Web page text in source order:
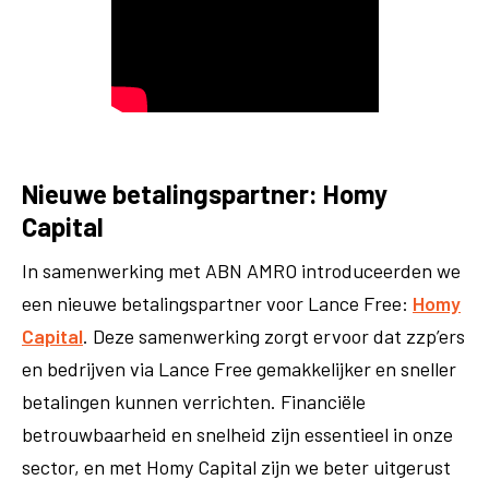
Nieuwe betalingspartner: Homy
Capital
In samenwerking met ABN AMRO introduceerden we
een nieuwe betalingspartner voor Lance Free: Homy
Capital. Deze samenwerking zorgt ervoor dat zzp’ers
en bedrijven via Lance Free gemakkelijker en sneller
betalingen kunnen verrichten. Financiële
betrouwbaarheid en snelheid zijn essentieel in onze
sector, en met Homy Capital zijn we beter uitgerust